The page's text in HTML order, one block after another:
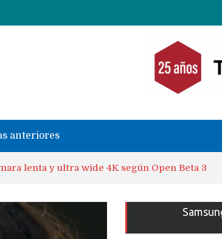
anteriores
lenta y ultra wide 4K según Open Beta 3